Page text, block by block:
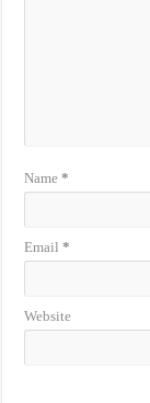
Name*
Email*
Website